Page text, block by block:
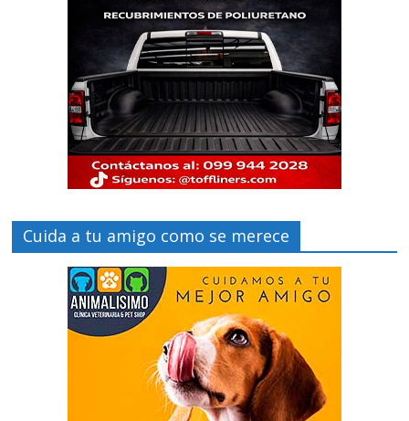
Cuida a tu amigo como se merece